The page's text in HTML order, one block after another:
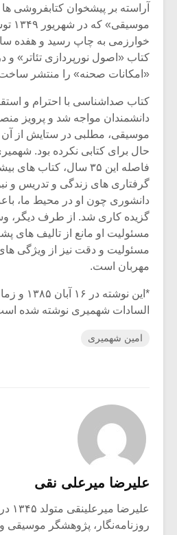
آراسته بر پیشخوان کتابفروشی
«امکانات صحنه» را منتشر
کتاب صداشناسی با احترام و
دانشمندان مواجه شد و پرویز
موسیقی، مطلبی در ستایش از
حال برای کتابی نکرده بود.
فاصله این ۳۵ سال، کتاب
گرفتاری های زندگی و تدریس و
دانشوری چون او در محیط ما،
گزیده کاری شد. از طرف
مسئولیت او مانع از تالیف
مسئولیت و دقت نیز از ویژگی
مهربان است.
*این
السادات شهمیری نوشته شده
امین شهمیری
علیرضا میرعلی نقی
علیرضا میرعلینقی متولد ۱۳۴۵ در تهران
روزنامه‌نگار، پژوهشگر موسیقی